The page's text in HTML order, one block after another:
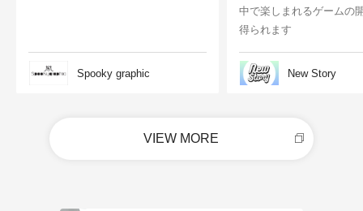
Spooky graphic
中で楽しまれるゲームの
得られます
New Story
VIEW MORE